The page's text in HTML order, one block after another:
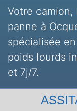
Votre camion,
panne à
spécialisée
poids lourds
et 7j/7.